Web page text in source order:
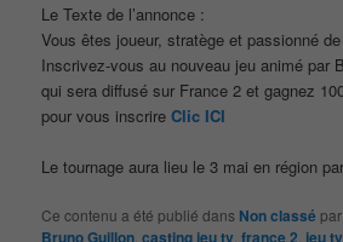
Le Texte de l’annonce :
Vous êtes joueur, stratège et passionné
Inscrivez-vous au nouveau jeu animé par
qui sera diffusé sur France 2 et gagnez
pour vous inscrire Clic ICI
Le tournage aura lieu le 3 mai en région
Ce contenu a été publié dans Non classé
Bruno Guillon ,casting jeu tv ,france 2 jeu tv